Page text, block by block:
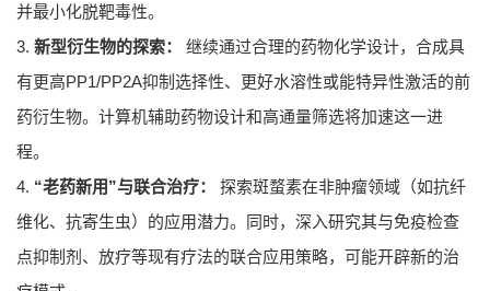
并最小化脱靶毒性。
3. 新型衍生物的探索：
继续通过合理的药物化学设计，合成具
有更高PP1/PP2A抑制选择性、更好水溶性或能特异性激活的前
药衍生物。计算机辅助药物设计和高通量筛选将加速这一进
程。
4. “老药新用”与联合治疗：
探索斑蝥素在非肿瘤领域（如抗纤
维化、抗寄生虫）的应用潜力。同时，深入研究其与免疫检查
点抑制剂、放疗等现有疗法的联合应用策略，可能开辟新的治